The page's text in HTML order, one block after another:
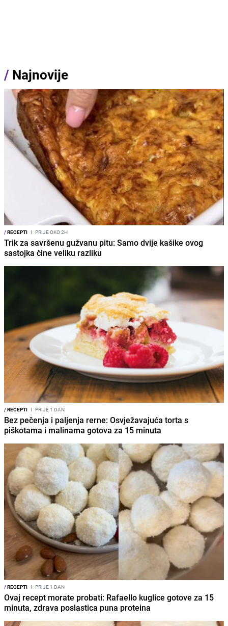
/ Najnovije
/RECEPTI I PRIJE OKO 2H
Trik za savršenu gužvanu pitu: Samo dvije kašike ovog
sastojka čine veliku razliku
/RECEPTI I PRIJE 1 DAN
Bez pečenja i paljenja rerne: Osvježavajuća torta s
piškotama i malinama gotova za 15 minuta
/RECEPTI I PRIJE 1 DAN
Ovaj recept morate probati: Rafaello kuglice gotove za 15
minuta, zdrava poslastica puna proteina